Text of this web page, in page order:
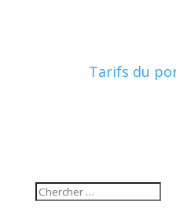
Tarifs du